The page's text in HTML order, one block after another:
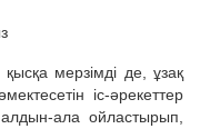
қысқа мерзімді де, ұзақ
іс-әрекеттер
ала ойластырып,